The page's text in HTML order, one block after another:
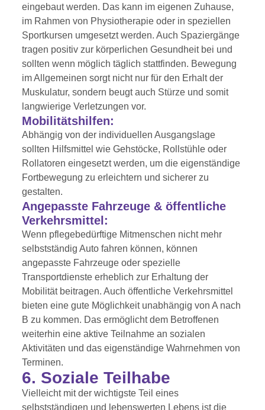
eingebaut werden. Das kann im eigenen Zuhause,
im Rahmen von Physiotherapie oder in speziellen
Sportkursen umgesetzt werden. Auch Spaziergänge
tragen positiv zur körperlichen Gesundheit bei und
sollten wenn möglich täglich stattfinden. Bewegung
im Allgemeinen sorgt nicht nur für den Erhalt der
Muskulatur, sondern beugt auch Stürze und somit
langwierige Verletzungen vor.
Mobilitätshilfen:
Abhängig von der individuellen Ausgangslage
sollten Hilfsmittel wie Gehstöcke, Rollstühle oder
Rollatoren eingesetzt werden, um die eigenständige
Fortbewegung zu erleichtern und sicherer zu
gestalten.
Angepasste Fahrzeuge & öffentliche
Verkehrsmittel:
Wenn pflegebedürftige Mitmenschen nicht mehr
selbstständig Auto fahren können, können
angepasste Fahrzeuge oder spezielle
Transportdienste erheblich zur Erhaltung der
Mobilität beitragen. Auch öffentliche Verkehrsmittel
bieten eine gute Möglichkeit unabhängig von A nach
B zu kommen. Das ermöglicht dem Betroffenen
weiterhin eine aktive Teilnahme an sozialen
Aktivitäten und das eigenständige Wahrnehmen von
Terminen.
6. Soziale Teilhabe
Vielleicht mit der wichtigste Teil eines
selbstständigen und lebenswerten Lebens ist die